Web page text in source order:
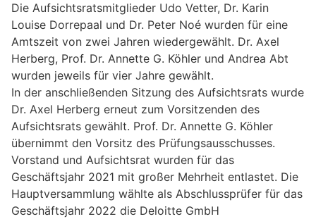
Die Aufsichtsratsmitglieder Udo Vetter, Dr. Karin
Louise Dorrepaal und Dr. Peter Noé wurden für eine
Amtszeit von zwei Jahren wiedergewählt. Dr. Axel
Herberg, Prof. Dr. Annette G. Köhler und Andrea Abt
wurden jeweils für vier Jahre gewählt.
In der anschließenden Sitzung des Aufsichtsrats wurde
Dr. Axel Herberg erneut zum Vorsitzenden des
Aufsichtsrats gewählt. Prof. Dr. Annette G. Köhler
übernimmt den Vorsitz des Prüfungsausschusses.
Vorstand und Aufsichtsrat wurden für das
Geschäftsjahr 2021 mit großer Mehrheit entlastet. Die
Hauptversammlung wählte als Abschlussprüfer für das
Geschäftsjahr 2022 die Deloitte GmbH